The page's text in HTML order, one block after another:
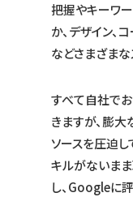
把握やキーワ
か、デザイン、
などさまざま
すべて自社で
きますが、膨大
ソースを圧迫し
キルがないま
し、Googleに